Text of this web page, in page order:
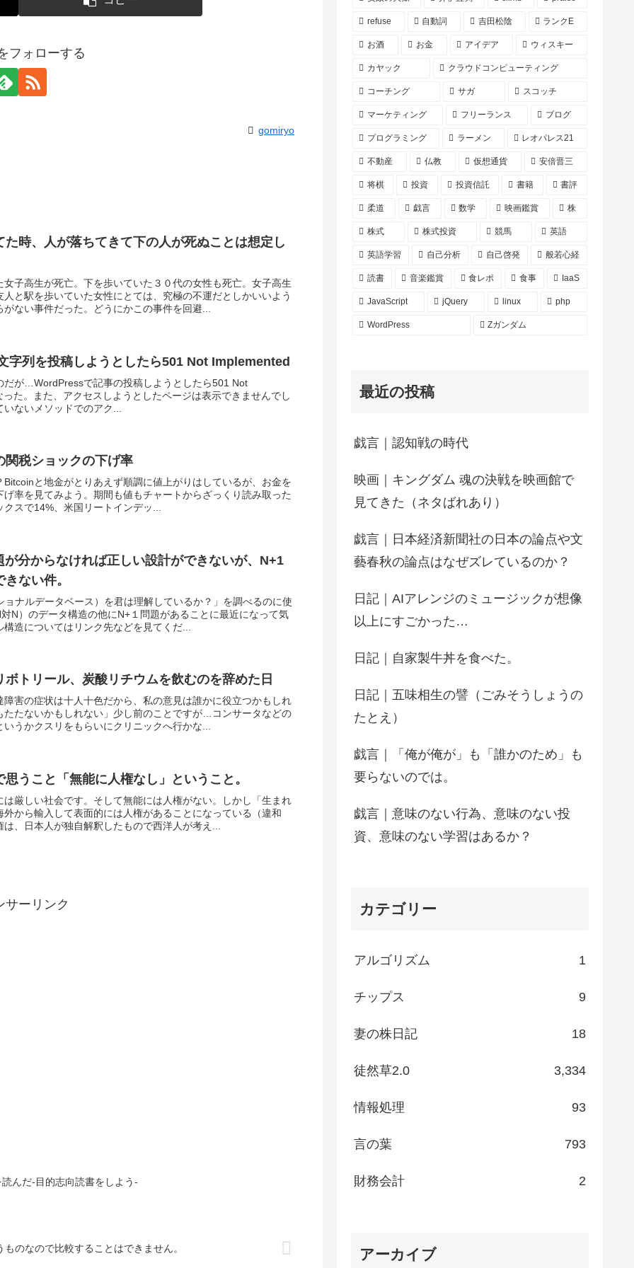
フォローする
gomiryo
時、人が落ちてきて下の人が死ぬことは想定し
子高生が死亡。下を歩いていた３０代の女性も死亡。女子高生
と駅を歩いていた女性にとては、究極の不運だとしかいいよう
ない事件だった。どうにかこの事件を回避...
字列を投稿しようとしたら501 Not Implemented
だが…WordPressで記事の投稿しようとしたら501 Not
た。また、アクセスしようとしたページは表示できませんでし
ないメソッドでのアク...
関税ショックの下げ率
と地金がとりあえず順調に値上がりはしているが、お金を
率を見てみよう。期間も値もチャートからざっくり読み取った
スで14%、米国リートインデッ...
分からなければ正しい設計ができないが、N+1
ない件。
ョナルデータベース）を君は理解しているか？」を調べるのに使
N）のデータ構造の他にN+１問題があることに最近になって気
造についてはリンク先などを見てくだ...
トリール、炭酸リチウムを飲むのを辞めた日
害の症状は十人十色だから、私の意見は誰かに役立つかもしれ
たたないかもしれない」少し前のことですが…コンサータなどの
うかクスリをもらいにクリニックへ行かな...
うこと「無能に人権なし」ということ。
厳しい社会です。そして無能には人権がない。しかし「生まれ
から輸入して表面的には人権があることになっている（違和
、日本人が独自解釈したもので西洋人が考え...
サーリンク
んだ-目的志向読書をしよう-
のなので比較することはできません。
refuse 自動詞 吉田松陰 ランクE
お酒 お金 アイデア ウィスキー
カヤック クラウドコンピューティング
コーチング サガ スコッチ
マーケティング フリーランス ブログ
プログラミング ラーメン レオパレス21
不動産 仏教 仮想通貨 安倍晋三
将棋 投資 投資信託 書籍 書評
柔道 戯言 数学 映画鑑賞 株
株式 株式投資 競馬 英語
英語学習 自己分析 自己啓発 般若心経
読書 音楽鑑賞 食レポ 食事 IaaS
JavaScript jQuery linux php
WordPress Zガンダム
最近の投稿
戯言｜認知戦の時代
映画｜キングダム 魂の決戦を映画館で
見てきた（ネタばれあり）
戯言｜日本経済新聞社の日本の論点や文
藝春秋の論点はなぜズレているのか？
日記｜AIアレンジのミュージックが想像
以上にすごかった…
日記｜自家製牛丼を食べた。
日記｜五味相生の譬（ごみそうしょうの
たとえ）
戯言｜「俺が俺が」も「誰かのため」も
要らないのでは。
戯言｜意味のない行為、意味のない投
資、意味のない学習はあるか？
カテゴリー
アルゴリズム 1
チップス 9
妻の株日記 18
徒然草2.0 3,334
情報処理 93
言の葉 793
財務会計 2
アーカイブ